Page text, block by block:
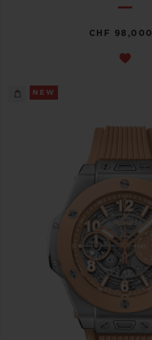
CHF 98,000
NEW